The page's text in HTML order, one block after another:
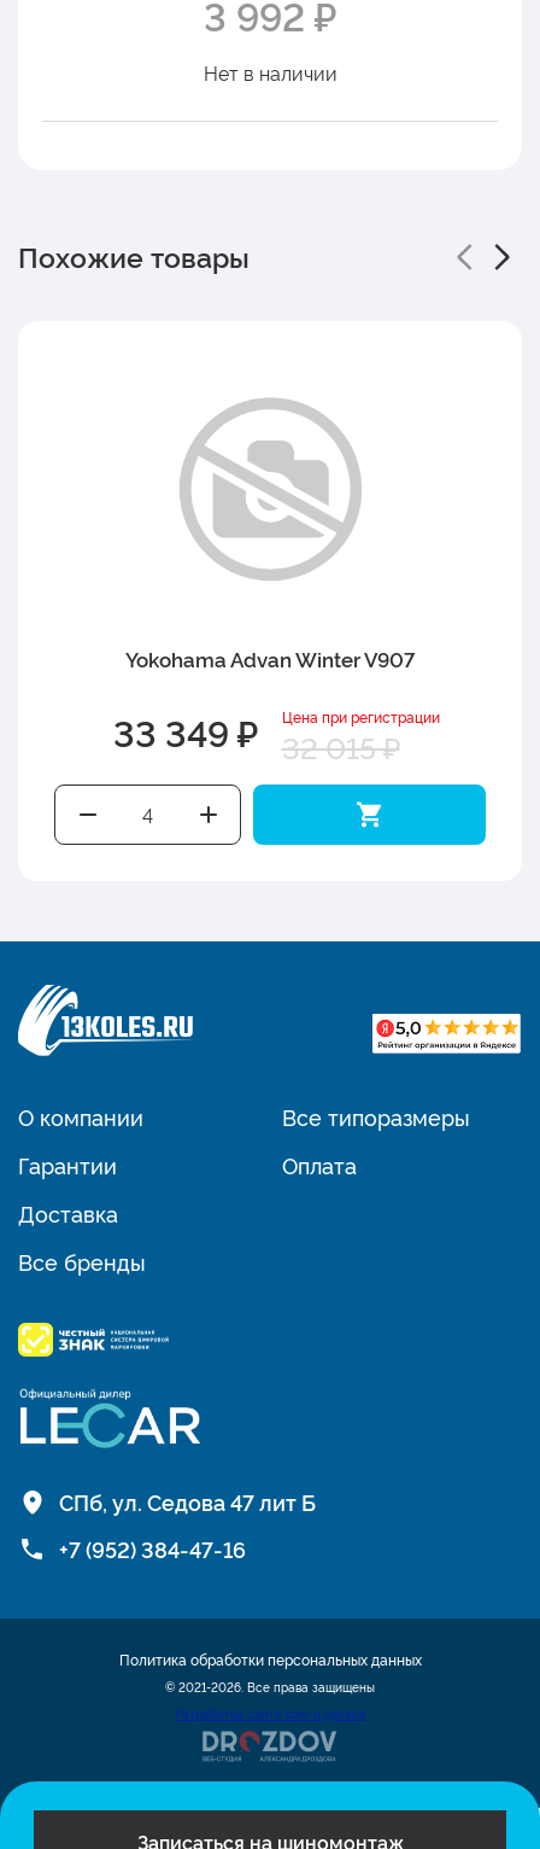
Записаться на шиномонтаж
3 992 ₽
Нет в наличии
Похожие товары
Yokohama Advan Winter V907
33 349 ₽ Цена при регистрации
32 015 ₽
О компании
Гарантии
Доставка
Все бренды
Все типоразмеры
Оплата
СПб, ул. Седова 47 лит Б
+7 (952) 384-47-16
© 2021-2026. Все права защищены
Разработка сайта шин и дисков
Политика обработки персональных данных